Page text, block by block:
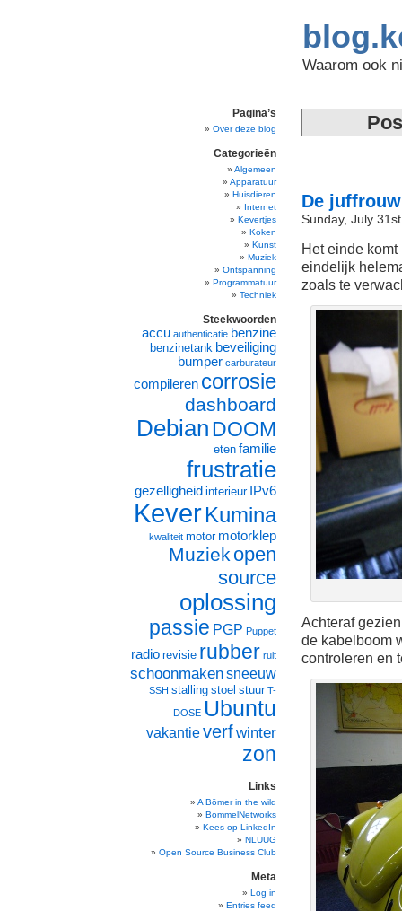
Waarom ook
De
Sunday, July
Het einde
eindelijk
zoals te
Achteraf
de kabelboom
controleren en
Pagina’s
Over deze blog
Categorieën
Algemeen
Apparatuur
Huisdieren
Internet
Kevertjes
Koken
Kunst
Muziek
Ontspanning
Programmatuur
Techniek
Steekwoorden
accu authenticatie benzine
benzinetank beveiliging
bumper carburateur
compileren corrosie
dashboard
DebianDOOM
eten familie
frustratie
gezelligheid interieur IPv6
KeverKumina
kwaliteit motor motorklep
Muziek open
source
oplossing
passie PGP Puppet
radio revisie rubber ruit
schoonmakensneeuw
SSH stalling stoel stuur T-
DOSE Ubuntu
vakantieverfwinter
zon
Links
A Bömer in the wild
BommelNetworks
Kees op LinkedIn
NLUUG
Open Source Business Club
Meta
Log in
Entries feed